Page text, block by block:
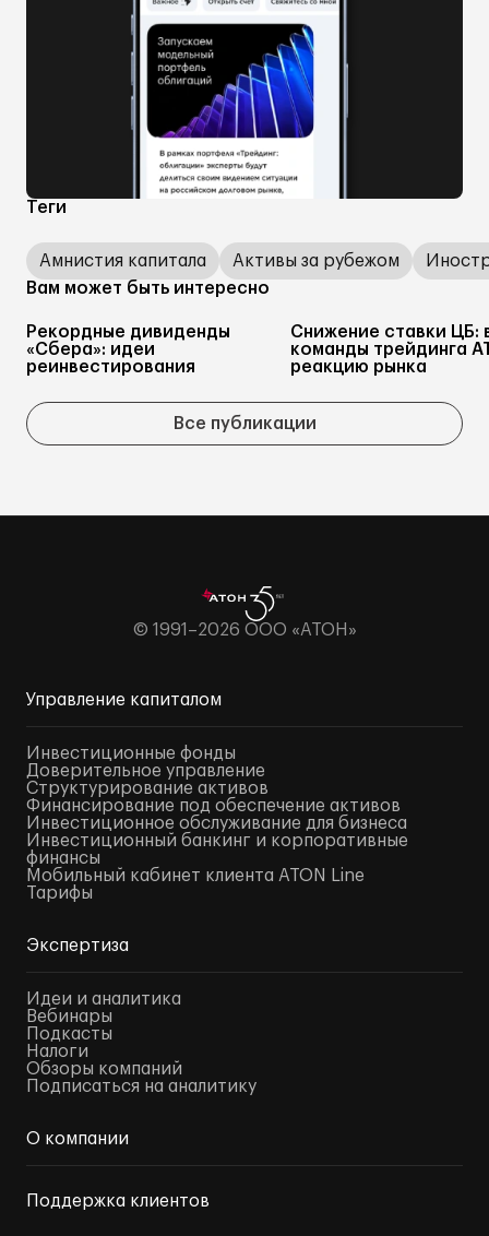
Теги
Амнистия капитала Активы за рубежом
Вам может быть интересно
Рекордные дивиденды
«Сбера»: идеи
реинвестирования
Снижение ставки ЦБ:
команды трейдинга
реакцию рынка
Все публикации
© 1991–2026 ООО «АТОН»
Управление капиталом
Инвестиционные фонды
Доверительное управление
Структурирование активов
Финансирование под обеспечение активов
Инвестиционное обслуживание для бизнеса
Инвестиционный банкинг и корпоративные
финансы
Мобильный кабинет клиента ATON Line
Тарифы
Экспертиза
Идеи и аналитика
Вебинары
Подкасты
Налоги
Обзоры компаний
Подписаться на аналитику
О компании
Поддержка клиентов